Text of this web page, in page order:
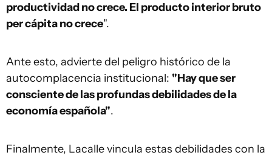
productividad no crece. El producto interior bruto
per cápita no crece".
Ante esto, advierte del peligro histórico de la
autocomplacencia institucional: "Hay que ser
consciente de las profundas debilidades de la
economía española".
Finalmente, Lacalle vincula estas debilidades con la